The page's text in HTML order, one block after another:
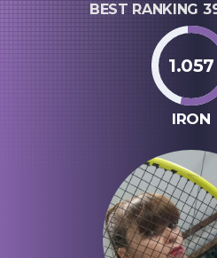
BEST RANKING
1.057
IRON